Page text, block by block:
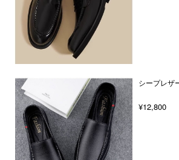
シープレザ
¥12,800